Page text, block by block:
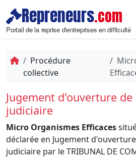
Repreneurs.com
Portail de la reprise d'entreprises en difficulté
Procédure
collective
Jugement d'ouverture
judiciaire
Micro Organismes Efficaces
déclarée en Jugement
judiciaire par le TRIBUNAL DE